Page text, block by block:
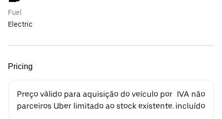
Fuel
Electric
Pricing
Preço válido para aquisição do veículo por
parceiros Uber limitado ao stock existente.
IVA não
incluído